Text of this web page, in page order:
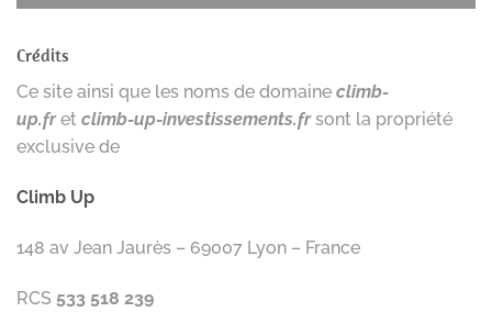
Crédits
Ce site ainsi que les noms de domaine climb-
up.fret climb-up-investissements.frsont la propriété
exclusive de
Climb Up
148 av Jean Jaurès – 69007 Lyon – France
RCS 533 518 239